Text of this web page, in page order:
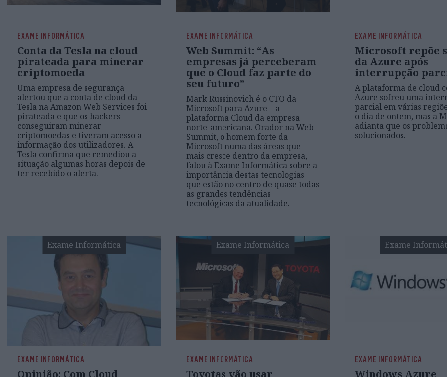
EXAME INFORMÁTICA
Conta da Tesla na cloud
pirateada para minerar
criptomoeda
Uma empresa de segurança
alertou que a conta de cloud da
Tesla na Amazon Web Services foi
pirateada e que os hackers
conseguiram minerar
criptomoedas e tiveram acesso a
informação dos utilizadores. A
Tesla confirma que remediou a
situação algumas horas depois de
ter recebido o alerta.
EXAME INFORMÁTICA
Web Summit: “As
empresas já perceberam
que o Cloud faz parte do
seu futuro”
Mark Russinovich é o CTO da
Microsoft para Azure – a
plataforma Cloud da empresa
norte-americana. Orador na Web
Summit, o homem forte da
Microsoft numa das áreas que
mais cresce dentro da empresa,
falou à Exame Informática sobre a
importância destas tecnologias
que estão no centro de quase todas
as grandes tendências
tecnológicas da atualidade.
EXAME INFORMÁTICA
Microsoft repõe
da Azure após
interrupção
A plataforma de cloud
Azure sofreu uma
parcial em várias
o dia de ontem, mas a
adianta que os
solucionados.
Exame Informática
EXAME INFORMÁTICA
Opinião: Com Cloud
Exame Informática
EXAME INFORMÁTICA
Toyotas vão usar
Exame
EXAME INFORMÁTICA
Windows Azure